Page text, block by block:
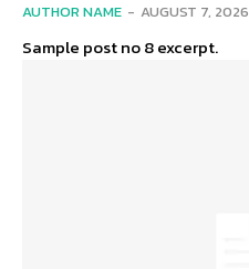
AUTHOR NAME - AUGUST 7, 2026
Sample post no 8 excerpt.